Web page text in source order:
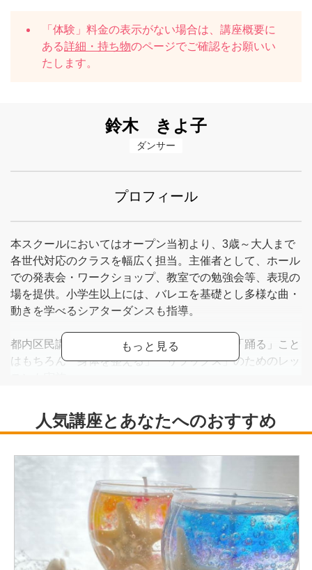
「体験」料金の表示がない場合は、講座概要に
ある詳細・持ち物のページでご確認をお願いい
たします。
鈴木 きよ子
ダンサー
プロフィール
本スクールにおいてはオープン当初より、3歳～大人まで
各世代対応のクラスを幅広く担当。主催者として、ホール
での発表会・ワークショップ、教室での勉強会等、表現の
場を提供。小学生以上には、バレエを基礎とし多様な曲・
動きを学べるシアターダンスも指導。
都内区民講座、生涯学習講座の講師も務め、「踊る」こと
はもちろん「身体を整える」「リラックス」のためのレッ